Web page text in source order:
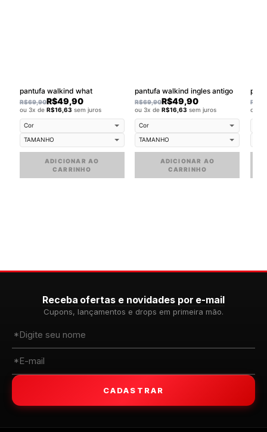
pantufa walkind what
R$69,90R$49,90
ou 3x de R$16,63 sem juros
ADICIONAR AO
CARRINHO
pantufa walkind ingles antigo
R$69,90R$49,90
ou 3x deR$16,63 sem juros
ADICIONAR AO
CARRINHO
R$
ou
Receba ofertas e novidades por e-mail
Cupons, lançamentos e drops em primeira mão.
CADASTRAR